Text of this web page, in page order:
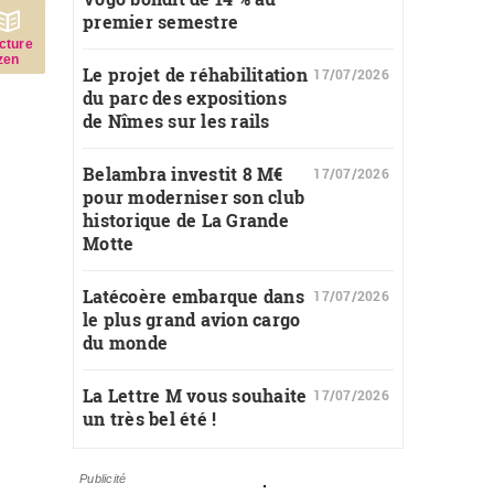
premier semestre
Le projet de réhabilitation
du parc des expositions
de Nîmes sur les rails
17/07/2026
Belambra investit 8 M€
pour moderniser son club
historique de La Grande
Motte
17/07/2026
Latécoère embarque dans
le plus grand avion cargo
du monde
17/07/2026
La Lettre M vous souhaite
un très bel été !
17/07/2026
Publicité